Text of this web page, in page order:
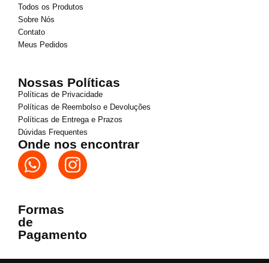
Todos os Produtos
Sobre Nós
Contato
Meus Pedidos
Nossas Políticas
Políticas de Privacidade
Políticas de Reembolso e Devoluções
Políticas de Entrega e Prazos
Dúvidas Frequentes
Onde nos encontrar
Formas
de
Pagamento